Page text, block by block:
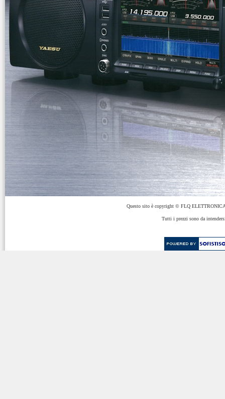
Questo sito è copyright © FLQ
Tutti i prezzi sono da